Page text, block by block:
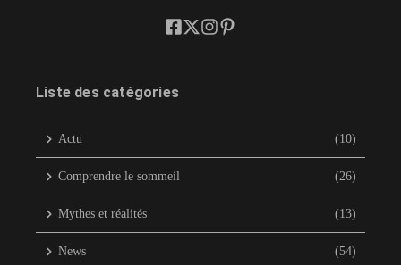
Liste des catégories
Actu (10)
Comprendre le sommeil (26)
Mythes et réalités (13)
News (54)